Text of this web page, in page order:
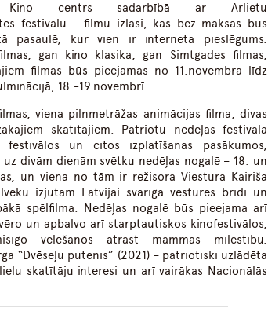
Kino centrs sadarbībā ar Ārlietu
festivālu – filmu izlasi, kas bez maksas būs
pasaulē, kur vien ir interneta pieslēgums.
gan kino klasika, gan Simtgades filmas,
filmas būs pieejamas no 11.novembra līdz
18.-19.novembrī.
viena pilnmetrāžas animācijas filma, divas
skatītājiem. Patriotu nedēļas festivāla
un citos izplatīšanas pasākumos,
divām dienām svētku nedēļas nogalē – 18. un
un viena no tām ir režisora Viestura Kairiša
izjūtām Latvijai svarīgā vēstures brīdī un
spēlfilma. Nedēļas nogalē būs pieejama arī
un apbalvo arī starptautiskos kinofestivālos,
vēlēšanos atrast mammas mīlestību.
“Dvēseļu putenis” (2021) – patriotiski uzlādēta
skatītāju interesi un arī vairākas Nacionālās